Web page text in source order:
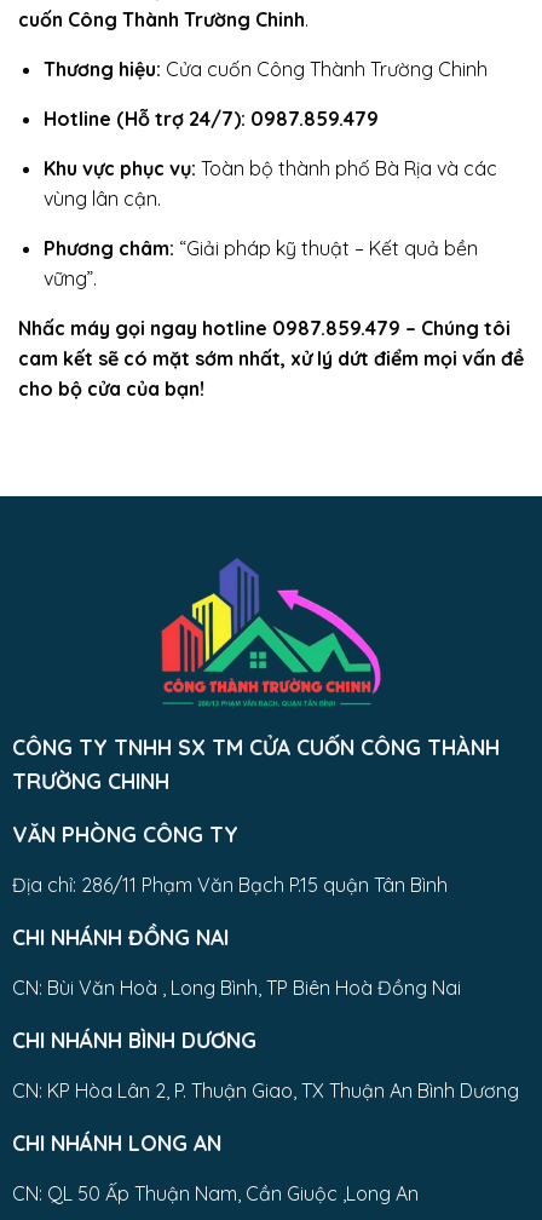
cuốn Công Thành Trường Chinh.
Thương hiệu: Cửa cuốn Công Thành Trường Chinh
Hotline (Hỗ trợ 24/7): 0987.859.479
Khu vực phục vụ: Toàn bộ thành phố Bà Rịa và các
vùng lân cận.
Phương châm: “Giải pháp kỹ thuật – Kết quả bền
vững”.
Nhấc máy gọi ngay hotline 0987.859.479 – Chúng tôi
cam kết sẽ có mặt sớm nhất, xử lý dứt điểm mọi vấn đề
cho bộ cửa của bạn!
CÔNG TY TNHH SX TM CỬA CUỐN CÔNG THÀNH
TRƯỜNG CHINH
VĂN PHÒNG CÔNG TY
Địa chỉ: 286/11 Phạm Văn Bạch P.15 quận Tân Bình
CHI NHÁNH ĐỒNG NAI
CN: Bùi Văn Hoà , Long Bình, TP Biên Hoà Đồng Nai
CHI NHÁNH BÌNH DƯƠNG
CN: KP Hòa Lân 2, P. Thuận Giao, TX Thuận An Bình Dương
CHI NHÁNH LONG AN
CN: QL 50 Ấp Thuận Nam, Cần Giuộc ,Long An